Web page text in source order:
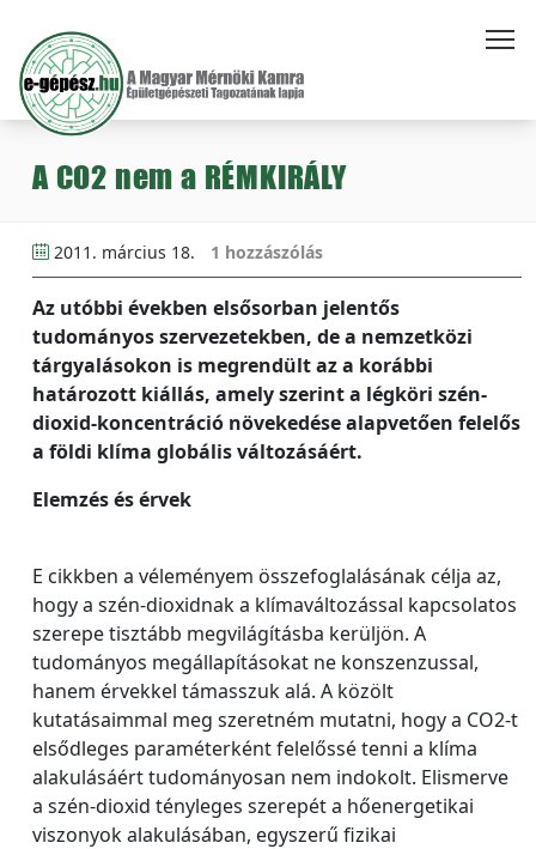
A CO2 nem a RÉMKIRÁLY
2011. március 18. 1 hozzászólás
Az utóbbi években elsősorban jelentős
tudományos szervezetekben, de a nemzetközi
tárgyalásokon is megrendült az a korábbi
határozott kiállás, amely szerint a légköri szén-
dioxid-koncentráció növekedése alapvetően felelős
a földi klíma globális változásáért.
Elemzés és érvek
E cikkben a véleményem összefoglalásának célja az,
hogy a szén-dioxidnak a klímaváltozással kapcsolatos
szerepe tisztább megvilágításba kerüljön. A
tudományos megállapításokat ne konszenzussal,
hanem érvekkel támasszuk alá. A közölt
kutatásaimmal meg szeretném mutatni, hogy a CO2-t
elsődleges paraméterként felelőssé tenni a klíma
alakulásáért tudományosan nem indokolt. Elismerve
a szén-dioxid tényleges szerepét a hőenergetikai
viszonyok alakulásában, egyszerű fizikai